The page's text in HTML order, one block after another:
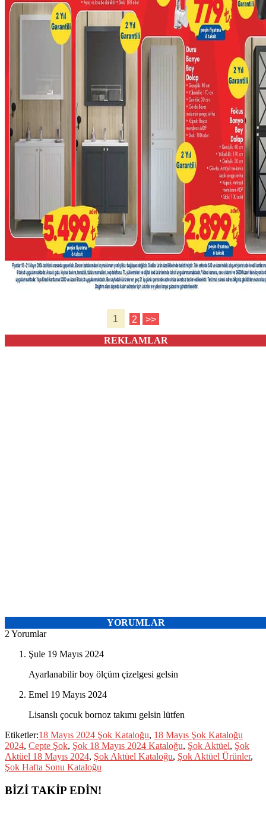
1 2 >>
REKLAMLAR
YORUMLAR
2 Yorumlar
Şule 19 Mayıs 2024
Ayarlanabilir boy ölçüm çizelgesi gelsin
Emel 19 Mayıs 2024
Lisanslı çocuk bornoz takımı gelsin lütfen
Etiketler:18 Mayıs 2024 Şok Kataloğu, 18 Mayıs Şok Kataloğu
2024, Cepte Şok, Şok 18 Mayıs 2024 Kataloğu, Şok Aktüel, Şok
Aktüel 18 Mayıs 2024, Şok Aktüel Kataloğu, Şok Aktüel Ürünler,
Şok Hafta Sonu Kataloğu
BİZİ TAKİP EDİN!